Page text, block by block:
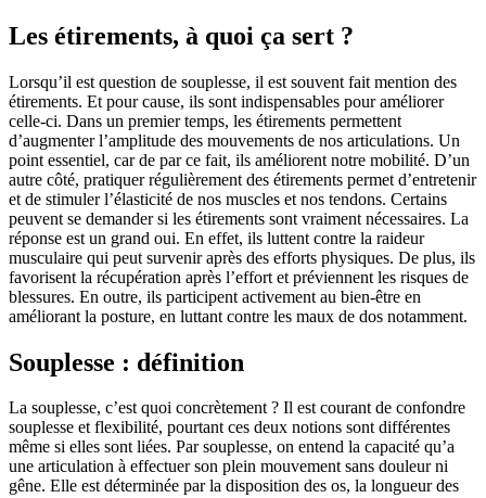
Les étirements, à quoi ça sert ?
Lorsqu’il est question de souplesse, il est souvent fait mention des
étirements. Et pour cause, ils sont indispensables pour améliorer
celle-ci. Dans un premier temps, les étirements permettent
d’augmenter l’amplitude des mouvements de nos articulations. Un
point essentiel, car de par ce fait, ils améliorent notre mobilité. D’un
autre côté, pratiquer régulièrement des étirements permet d’entretenir
et de stimuler l’élasticité de nos muscles et nos tendons. Certains
peuvent se demander si les étirements sont vraiment nécessaires. La
réponse est un grand oui. En effet, ils luttent contre la raideur
musculaire qui peut survenir après des efforts physiques. De plus, ils
favorisent la récupération après l’effort et préviennent les risques de
blessures. En outre, ils participent activement au bien-être en
améliorant la posture, en luttant contre les maux de dos notamment.
Souplesse : définition
La souplesse, c’est quoi concrètement ? Il est courant de confondre
souplesse et flexibilité, pourtant ces deux notions sont différentes
même si elles sont liées. Par souplesse, on entend la capacité qu’a
une articulation à effectuer son plein mouvement sans douleur ni
gêne. Elle est déterminée par la disposition des os, la longueur des